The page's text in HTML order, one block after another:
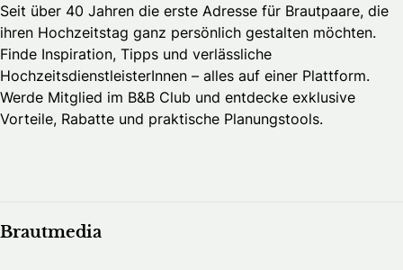
Seit über 40 Jahren die erste Adresse für Brautpaare, die
ihren Hochzeitstag ganz persönlich gestalten möchten.
Finde Inspiration, Tipps und verlässliche
HochzeitsdienstleisterInnen – alles auf einer Plattform.
Werde Mitglied im B&B Club und entdecke exklusive
Vorteile, Rabatte und praktische Planungstools.
Brautmedia